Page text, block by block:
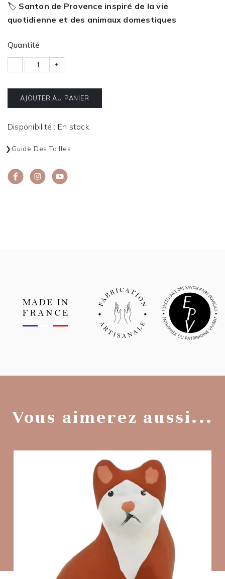
🏷️ Santon de Provence inspiré de la vie
quotidienne et des animaux domestiques
Quantité
- +
AJOUTER AU PANIER
Disponibilité : En stock
Guide Des Tailles
Vous aimerez aussi...